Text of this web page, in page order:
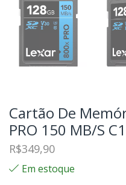
Cartão De
PRO 150 MB/S
R$349,90
Em estoque